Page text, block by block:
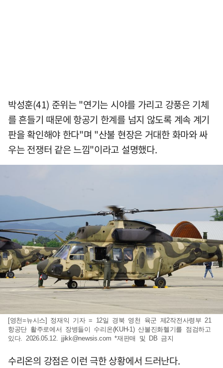
박성훈(41) 준위는 "연기는 시야를 가리고 강풍은 기체
를 흔들기 때문에 항공기 한계를 넘지 않도록 계속 계기
판을 확인해야 한다"며 "산불 현장은 거대한 화마와 싸
우는 전쟁터 같은 느낌"이라고 설명했다.
[영천=뉴시스] 정재익 기자 = 12일 경북 영천 육군 제2작전사령부 21
항공단 활주로에서 장병들이 수리온(KUH-1) 산불진화헬기를 점검하고
있다. 2026.05.12. jjikk@newsis.com *재판매 및 DB 금지
수리온의 강점은 이런 극한 상황에서 드러난다.